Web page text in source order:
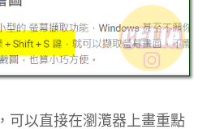
可以直接在瀏灠器上畫重點